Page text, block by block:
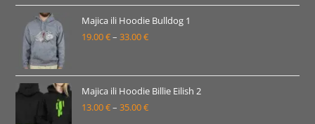
19.00 €
do
Majica ili Hoodie Bulldog 1
19.00€– 33.00€Raspon
od
19.00 €
do
Majica ili Hoodie Billie Eilish 2
13.00€– 35.00€Raspon